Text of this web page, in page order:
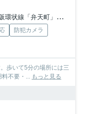
状線「弁天町」駅 徒歩16分
防犯カメラ
歩いて5分の場所には三
不要・... もっと見る